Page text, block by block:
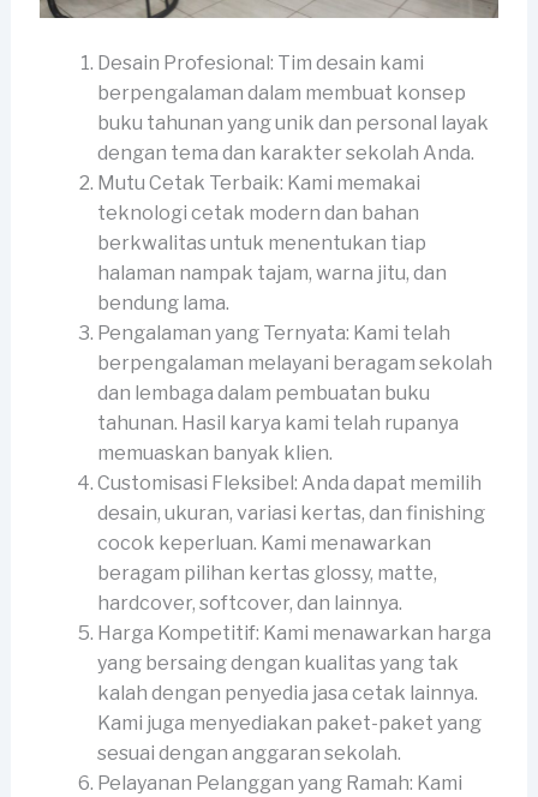
Desain Profesional: Tim desain kami
berpengalaman dalam membuat konsep
buku tahunan yang unik dan personal layak
dengan tema dan karakter sekolah Anda.
Mutu Cetak Terbaik: Kami memakai
teknologi cetak modern dan bahan
berkwalitas untuk menentukan tiap
halaman nampak tajam, warna jitu, dan
bendung lama.
Pengalaman yang Ternyata: Kami telah
berpengalaman melayani beragam sekolah
dan lembaga dalam pembuatan buku
tahunan. Hasil karya kami telah rupanya
memuaskan banyak klien.
Customisasi Fleksibel: Anda dapat memilih
desain, ukuran, variasi kertas, dan finishing
cocok keperluan. Kami menawarkan
beragam pilihan kertas glossy, matte,
hardcover, softcover, dan lainnya.
Harga Kompetitif: Kami menawarkan harga
yang bersaing dengan kualitas yang tak
kalah dengan penyedia jasa cetak lainnya.
Kami juga menyediakan paket-paket yang
sesuai dengan anggaran sekolah.
Pelayanan Pelanggan yang Ramah: Kami